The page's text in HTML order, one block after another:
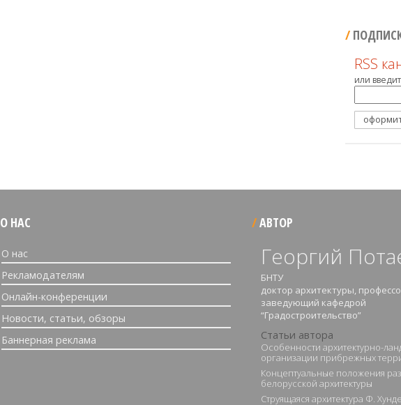
RSS
или
О НАС
О нас
Рекламодателям
Онлайн-конференции
Новости, статьи, обзоры
Баннерная реклама
АВТОР
Георгий
БНТУ
доктор архитектуры,
заведующий кафедрой
“Градостроительство”
Статьи автора
Особенности архитектурно-
организации прибрежных
Концептуальные положения
белорусской архитектуры
Струящаяся архитектура Ф.